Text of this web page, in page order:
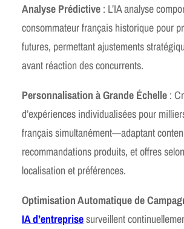
Analyse Prédictive : L’IA analyse
consommateur français historique pour
futures, permettant ajustements
avant réaction des concurrents.
Personnalisation à Grande Échelle :
d’expériences individualisées pour
français simultanément—adaptant
recommandations produits, et offres
localisation et préférences.
Optimisation Automatique de
IA d’entreprisesurveillent